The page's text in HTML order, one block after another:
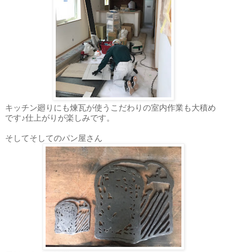
キッチン廻りにも煉瓦が使うこだわりの室内作業も大積め
です♪仕上がりが楽しみです。
そしてそしてのパン屋さん